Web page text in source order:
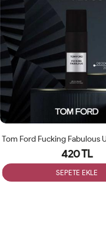
420 TL
SEPETE EKLE